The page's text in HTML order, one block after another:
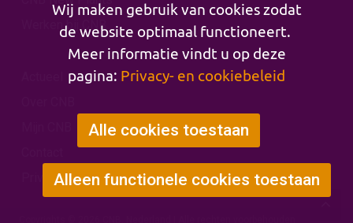
Werken bij CNB
Privacy & Cookies
Wij maken gebruik van cookies zodat
de website optimaal functioneert.
Meer informatie vindt u op deze
pagina: Privacy- en cookiebeleid
Alle cookies toestaan
Alleen functionele cookies toestaan